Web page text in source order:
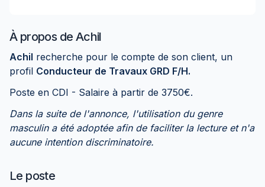
À propos de Achil
Achil recherche pour le compte de son client, un
profil Conducteur de Travaux GRD F/H.
Poste en CDI - Salaire à partir de 3750€.
Dans la suite de l'annonce, l'utilisation du genre
masculin a été adoptée afin de faciliter la lecture et n'a
aucune intention discriminatoire.
Le poste